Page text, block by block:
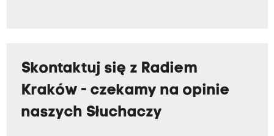
Skontaktuj się z Radiem
Kraków - czekamy na opinie
naszych Słuchaczy